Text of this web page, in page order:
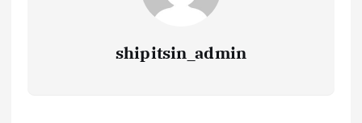
shipitsin_admin